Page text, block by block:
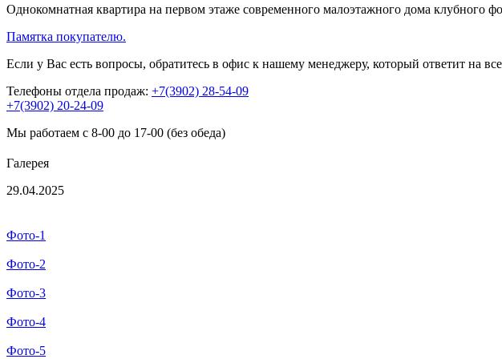
Однокомнатная квартира на первом этаже современного малоэтажного дома клубного
Памятка покупателю.
Если у Вас есть вопросы, обратитесь в офис к нашему менеджеру, который ответит на
Телефоны отдела продаж: +7(3902) 28-54-09
+7(3902) 20-24-09
Мы работаем с 8-00 до 17-00 (без обеда)
Галерея
29.04.2025
Фото-1
Фото-2
Фото-3
Фото-4
Фото-5